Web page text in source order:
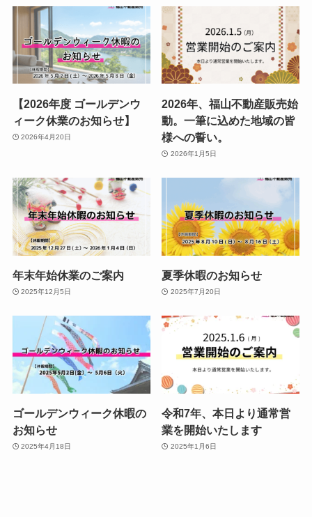
【2026年度 ゴールデンウ
ィーク休業のお知らせ】
2026年4月20日
2026年、福山不動産販売始
動。一筆に込めた地域の皆
様への誓い。
2026年1月5日
年末年始休業のご案内
2025年12月5日
夏季休暇のお知らせ
2025年7月20日
ゴールデンウィーク休暇の
お知らせ
2025年4月18日
令和7年、本日より通常営
業を開始いたします
2025年1月6日